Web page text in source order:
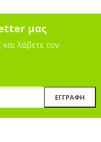
μας
λάβετε τον